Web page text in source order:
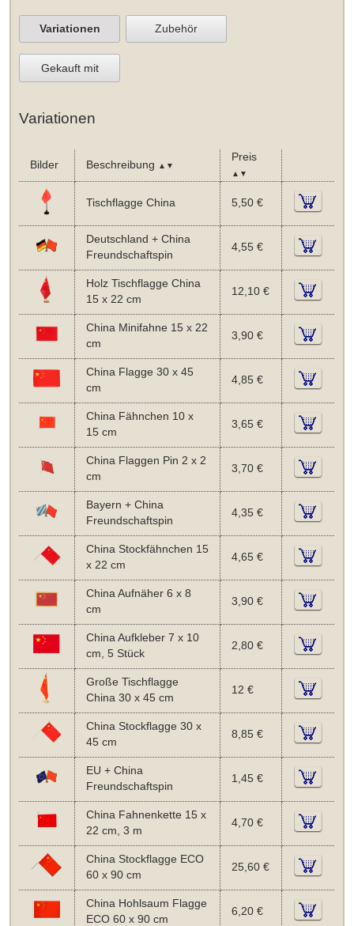
Variationen Zubehör
Gekauft mit
Variationen
Bilder Beschreibung ▲▼
Preis
▲▼
Tischflagge China 5,50 €
Deutschland + China
Freundschaftspin
4,55 €
Holz Tischflagge China
15 x 22 cm
12,10 €
China Minifahne 15 x 22
cm
3,90 €
China Flagge 30 x 45
cm
4,85 €
China Fähnchen 10 x
15 cm
3,65 €
China Flaggen Pin 2 x 2
cm
3,70 €
Bayern + China
Freundschaftspin
4,35 €
China Stockfähnchen 15
x 22 cm
4,65 €
China Aufnäher 6 x 8
cm
3,90 €
China Aufkleber 7 x 10
cm, 5 Stück
2,80 €
Große Tischflagge
China 30 x 45 cm
12 €
China Stockflagge 30 x
45 cm
8,85 €
EU + China
Freundschaftspin
1,45 €
China Fahnenkette 15 x
22 cm, 3 m
4,70 €
China Stockflagge ECO
60 x 90 cm
25,60 €
China Hohlsaum Flagge
ECO 60 x 90 cm
6,20 €